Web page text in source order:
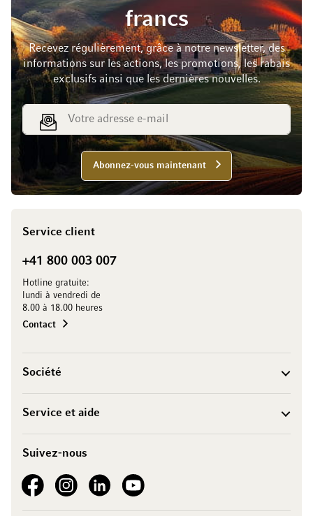
francs
Recevez régulièrement, grâce à notre newsletter, des
informations sur les actions, les promotions, les rabais
exclusifs ainsi que les dernières nouvelles.
Adresse e-mail
Abonnez-vous maintenant
Service client
+41 800 003 007
Hotline gratuite:
lundi à vendredi de
8.00 à 18.00 heures
Contact
Société
Service et aide
Suivez-nous
See our FacebookSee our Instagram account
See our LinkedInSee our YouTube channel